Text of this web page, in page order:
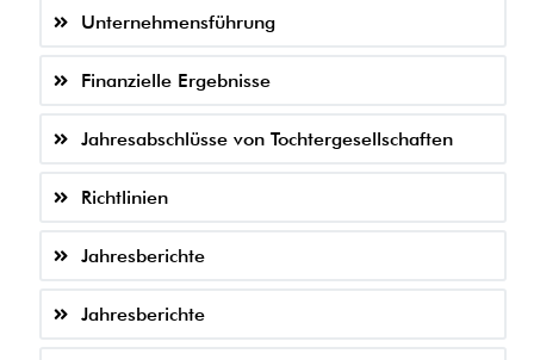
Unternehmensführung
Finanzielle Ergebnisse
Jahresabschlüsse von Tochtergesellschaften
Richtlinien
Jahresberichte
Jahresberichte